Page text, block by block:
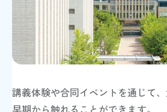
講義体験や合同イベントを通じて